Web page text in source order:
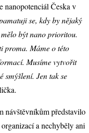
nanopotenciál Česka v
se, kdy by nějaký
být nano prioritou.
proma. Máme o této
Musíme vytvořit
smýšlení. Jen tak se
návštěvníkům představilo
a nechyběly ani